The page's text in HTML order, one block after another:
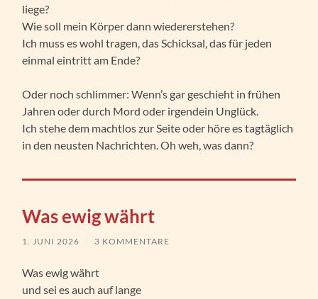
liege?
Wie soll mein Körper dann wiedererstehen?
Ich muss es wohl tragen, das Schicksal, das für jeden
einmal eintritt am Ende?
Oder noch schlimmer: Wenn’s gar geschieht in frühen
Jahren oder durch Mord oder irgendein Unglück.
Ich stehe dem machtlos zur Seite oder höre es tagtäglich
in den neusten Nachrichten. Oh weh, was dann?
Was ewig währt
1. JUNI 2026 / 3 KOMMENTARE
Was ewig währt
und sei es auch auf lange